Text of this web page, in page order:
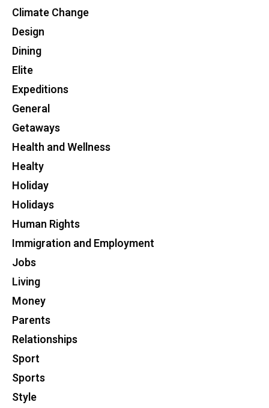
Climate Change
Design
Dining
Elite
Expeditions
General
Getaways
Health and Wellness
Healty
Holiday
Holidays
Human Rights
Immigration and Employment
Jobs
Living
Money
Parents
Relationships
Sport
Sports
Style